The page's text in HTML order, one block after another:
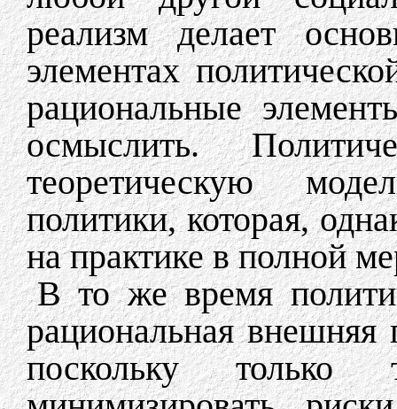
реализм делает
элементах
рациональные
осмыслить.
теоретическую
политики, которая,
на практике в полной
В то же время
рациональная внешняя
поскольку только